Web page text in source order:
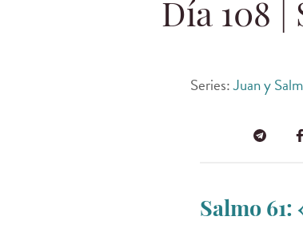
Día 108 |
Series:Juan y
Salmo 61: